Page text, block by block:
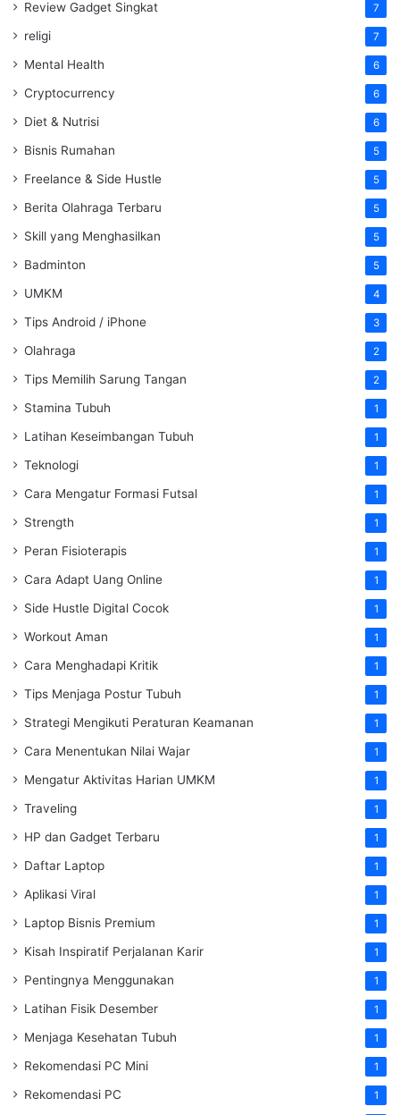
Review Gadget Singkat 7
religi 7
Mental Health 6
Cryptocurrency 6
Diet & Nutrisi 6
Bisnis Rumahan 5
Freelance & Side Hustle 5
Berita Olahraga Terbaru 5
Skill yang Menghasilkan 5
Badminton 5
UMKM 4
Tips Android / iPhone 3
Olahraga 2
Tips Memilih Sarung Tangan 2
Stamina Tubuh 1
Latihan Keseimbangan Tubuh 1
Teknologi 1
Cara Mengatur Formasi Futsal 1
Strength 1
Peran Fisioterapis 1
Cara Adapt Uang Online 1
Side Hustle Digital Cocok 1
Workout Aman 1
Cara Menghadapi Kritik 1
Tips Menjaga Postur Tubuh 1
Strategi Mengikuti Peraturan Keamanan 1
Cara Menentukan Nilai Wajar 1
Mengatur Aktivitas Harian UMKM 1
Traveling 1
HP dan Gadget Terbaru 1
Daftar Laptop 1
Aplikasi Viral 1
Laptop Bisnis Premium 1
Kisah Inspiratif Perjalanan Karir 1
Pentingnya Menggunakan 1
Latihan Fisik Desember 1
Menjaga Kesehatan Tubuh 1
Rekomendasi PC Mini 1
Rekomendasi PC 1